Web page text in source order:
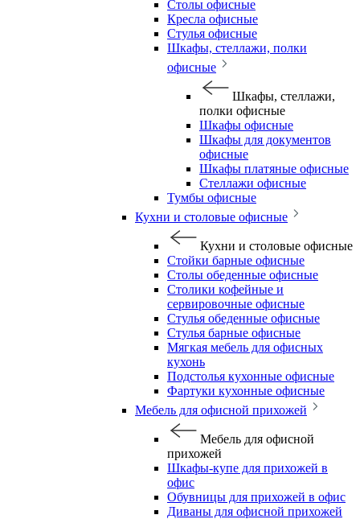
Столы офисные
Кресла офисные
Стулья офисные
Шкафы, стеллажи, полки
офисные
Шкафы, стеллажи,
полки офисные
Шкафы офисные
Шкафы для документов
офисные
Шкафы платяные офисные
Стеллажи офисные
Тумбы офисные
Кухни и столовые офисные
Кухни и столовые офисные
Стойки барные офисные
Столы обеденные офисные
Столики кофейные и
сервировочные офисные
Стулья обеденные офисные
Стулья барные офисные
Мягкая мебель для офисных
кухонь
Подстолья кухонные офисные
Фартуки кухонные офисные
Мебель для офисной прихожей
Мебель для офисной
прихожей
Шкафы-купе для прихожей в
офис
Обувницы для прихожей в офис
Диваны для офисной прихожей